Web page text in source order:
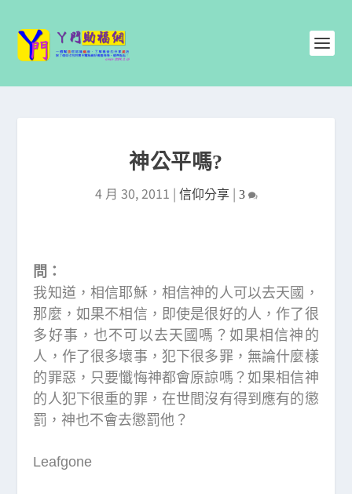
神公平嗎?
4 月 30, 2011 | 信仰分享| 3
問：
我知道，相信耶穌，相信神的人可以去天國，
那麼，如果不相信，即使是很好的人，作了很
多好事，也不可以去天國嗎？如果相信神的
人，作了很多壞事，犯下很多罪，無論什麼樣
的罪惡，只要懺悔神都會原諒嗎？如果相信神
的人犯下很重的罪，在世間沒有得到應有的懲
罰，神也不會去懲罰他？
Leafgone